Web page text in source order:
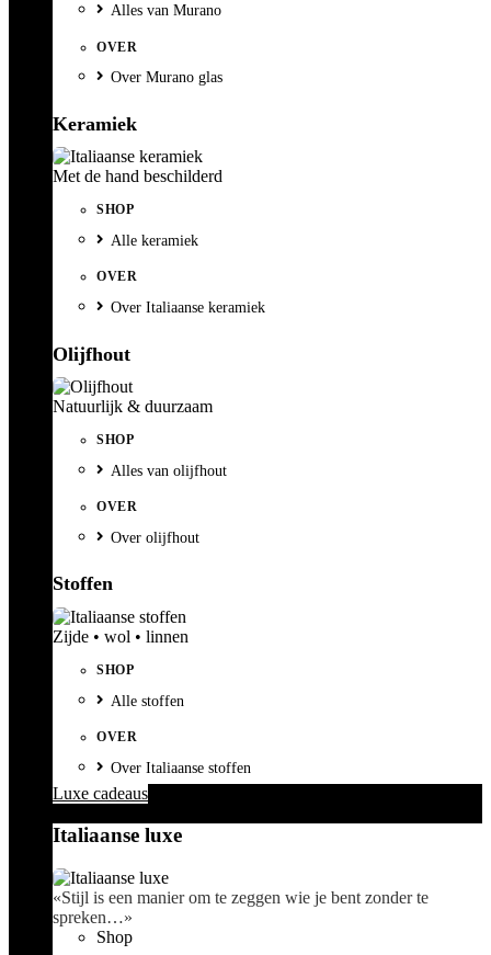
Alles van Murano
OVER
Over Murano glas
Keramiek
Met de hand beschilderd
SHOP
Alle keramiek
OVER
Over Italiaanse keramiek
Olijfhout
Natuurlijk & duurzaam
SHOP
Alles van olijfhout
OVER
Over olijfhout
Stoffen
Zijde • wol • linnen
SHOP
Alle stoffen
OVER
Over Italiaanse stoffen
Luxe cadeaus
Italiaanse luxe
«Stijl is een manier om te zeggen wie je bent zonder te
spreken…»
Shop